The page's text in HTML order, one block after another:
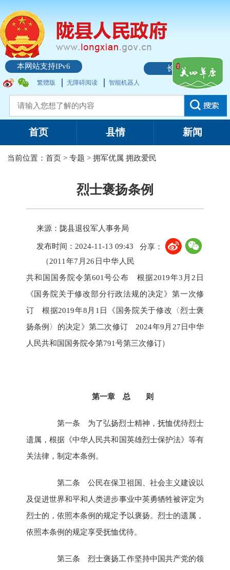
本网站支持IPv6 长者模式
繁體版 无障碍阅读 智能机器人
首页 县情 新闻
当前位置：首页 >专题 >拥军优属 拥政爱民
烈士褒扬条例
来源：陇县退役军人事务局
发布时间：2024-11-13 09:43
分享：
（2011年7月26日中华人民
共和国国务院令第601号公布 根据2019年3月2日
《国务院关于修改部分行政法规的决定》第一次修
订 根据2019年8月1日《国务院关于修改〈烈士褒
扬条例〉的决定》第二次修订 2024年9月27日中华
人民共和国国务院令第791号第三次修订）
第一章 总 则
第一条 为了弘扬烈士精神，抚恤优待烈士
遗属，根据《中华人民共和国英雄烈士保护法》等有
关法律，制定本条例。
第二条 公民在保卫祖国、社会主义建设以
及促进世界和平和人类进步事业中英勇牺牲被评定为
烈士的，依照本条例的规定予以褒扬。烈士的遗属，
依照本条例的规定享受抚恤优待。
第三条 烈士褒扬工作坚持中国共产党的领